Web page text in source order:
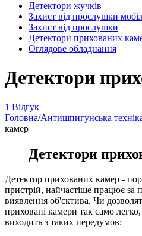
Детектори жучків
Захист від прослушки
Захист від прослушки
Детектори прихованих
Оглядове обладнання
Детектори
1 Відгук
Головна/Антишпигунська
камер
Детектори
Детектор прихованих камер -
пристрій, найчастіше працює
виявлення об'єктива. Чи
приховані камери так само
виходить з таких передумов: